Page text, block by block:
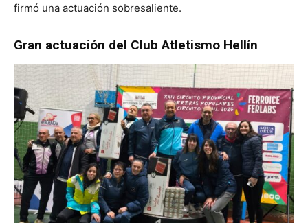
firmó una actuación sobresaliente.
Gran actuación del Club Atletismo Hellín